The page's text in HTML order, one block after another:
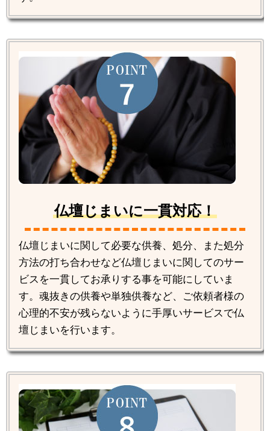
仏壇じまいに一貫対応！
仏壇じまいに関して必要な供養、処分、また処分
方法の打ち合わせなど仏壇じまいに関してのサー
ビスを一貫してお承りする事を可能にしていま
す。魂抜きの供養や単独供養など、ご依頼者様の
心理的不安が残らないように手厚いサービスで仏
壇じまいを行います。